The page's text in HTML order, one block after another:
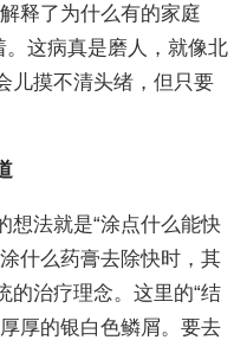
释了为什么有的家庭
。这病真是磨人，就像北
儿摸不清头绪，但只要
想法就是“涂点什么能快
什么药膏去除快时，其
的治疗理念。这里的“结
厚的银白色鳞屑。要去